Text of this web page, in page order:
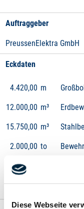
Diese Webseite
Auftraggeber
PreussenElektra GmbH
Eckdaten
4.420,00 m
12.000,00 m³
15.750,00 m³
2.000,00 to
2.300,00
2.400,00 m²